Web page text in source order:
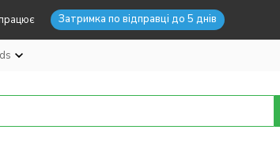
Затримка по відправці до 5 днів